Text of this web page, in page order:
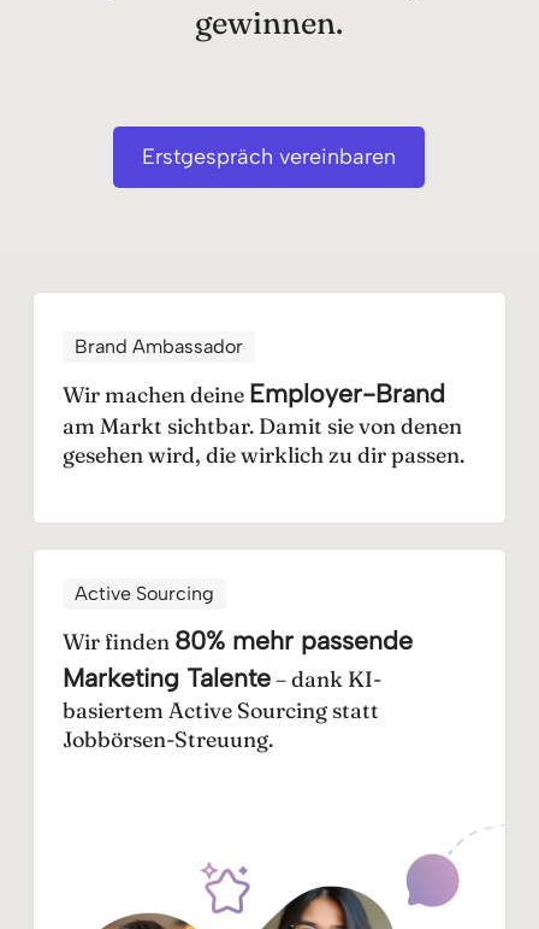
gewinnen.
Erstgespräch vereinbaren
Brand Ambassador
Wir machen deine Employer-Brand
am Markt sichtbar. Damit sie von denen
gesehen wird, die wirklich zu dir passen.
Active Sourcing
Wir finden 80% mehr passende
Marketing Talente– dank KI-
basiertem Active Sourcing statt
Jobbörsen-Streuung.